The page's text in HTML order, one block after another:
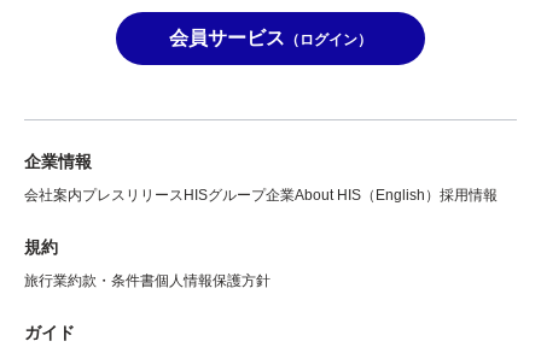
会員サービス （ログイン）
企業情報
会社案内プレスリリース HISグループ企業About HIS（English） 採用情報
規約
旅行業約款・条件書個人情報保護方針
ガイド